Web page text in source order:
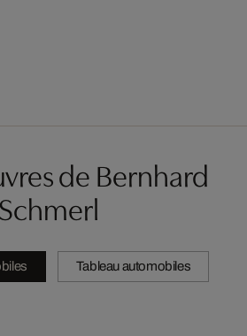
de Bernhard
Schmerl
Tableau automobiles